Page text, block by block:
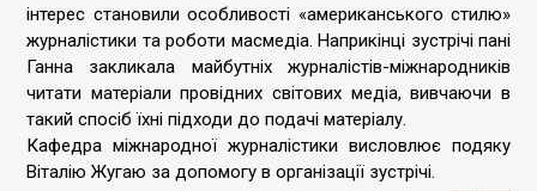
інтерес становили особливості «американського стилю»
журналістики та роботи масмедіа. Наприкінці зустрічі пані
Ганна закликала майбутніх журналістів-міжнародників
читати матеріали провідних світових медіа, вивчаючи в
такий спосіб їхні підходи до подачі матеріалу.
Кафедра міжнародної журналістики висловлює подяку
Віталію Жугаю за допомогу в організації зустрічі.